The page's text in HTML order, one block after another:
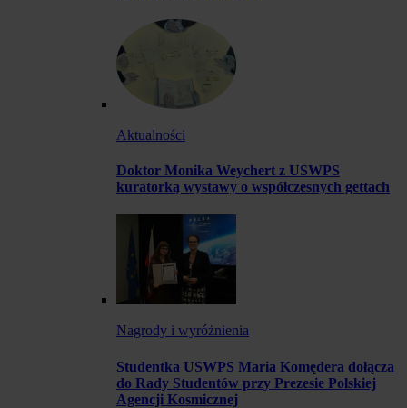
Aktualności
Doktor Monika Weychert z USWPS
kuratorką wystawy o współczesnych gettach
Nagrody i wyróżnienia
Studentka USWPS Maria Komędera dołącza
do Rady Studentów przy Prezesie Polskiej
Agencji Kosmicznej